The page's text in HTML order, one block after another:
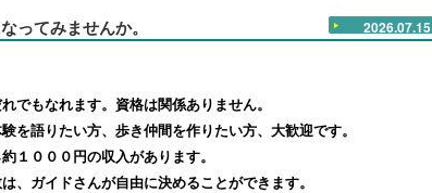
ってみませんか。 2026.07.15
もなれます。資格は関係ありません。
語りたい方、歩き仲間を作りたい方、大歓迎です。
１０００円の収入があります。
ガイドさんが自由に決めることができます。